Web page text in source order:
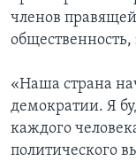
членов
«Наша страна
демократии. Я
каждого
политического